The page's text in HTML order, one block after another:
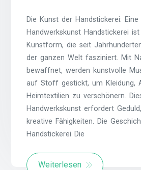
Die Kunst der Handstickerei:
Handwerkskunst Handstickerei
Kunstform, die seit
der ganzen Welt fasziniert. Mit
bewaffnet, werden kunstvolle
auf Stoff gestickt, um Kleidung,
Heimtextilien zu verschönern.
Handwerkskunst erfordert
kreative Fähigkeiten. Die
Handstickerei Die
Weiterlesen